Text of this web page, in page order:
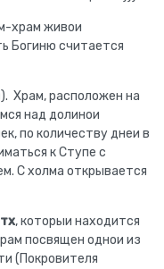
храм живои
Богиню считается
Храм, расположен на
над долинои
по количеству днеи в
к Ступе с
C холма открывается
, которыи находится
посвящен однои из
(Покровителя